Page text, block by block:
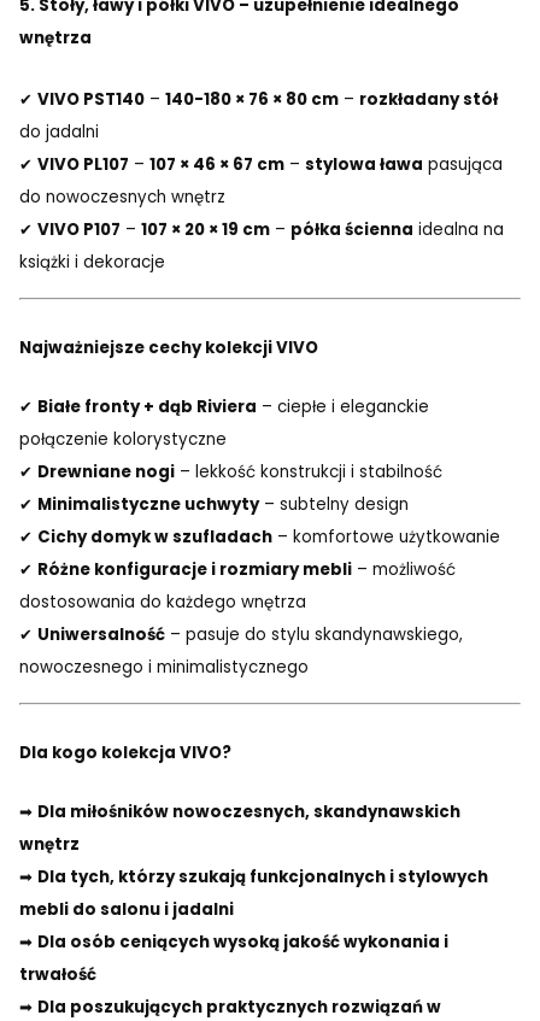
5. Stoły, ławy i półki VIVO – uzupełnienie idealnego
wnętrza
✔ VIVO PST140 – 140-180 × 76 × 80 cm – rozkładany stół
do jadalni
✔ VIVO PL107 – 107 × 46 × 67 cm – stylowa ława pasująca
do nowoczesnych wnętrz
✔ VIVO P107 – 107 × 20 × 19 cm – półka ścienna idealna na
książki i dekoracje
Najważniejsze cechy kolekcji VIVO
✔ Białe fronty + dąb Riviera – ciepłe i eleganckie
połączenie kolorystyczne
✔ Drewniane nogi – lekkość konstrukcji i stabilność
✔ Minimalistyczne uchwyty– subtelny design
✔ Cichy domyk w szufladach – komfortowe użytkowanie
✔ Różne konfiguracje i rozmiary mebli – możliwość
dostosowania do każdego wnętrza
✔ Uniwersalność – pasuje do stylu skandynawskiego,
nowoczesnego i minimalistycznego
Dla kogo kolekcja VIVO?
➡ Dla miłośników nowoczesnych, skandynawskich
wnętrz
➡ Dla tych, którzy szukają funkcjonalnych i stylowych
mebli do salonu i jadalni
➡ Dla osób ceniących wysoką jakość wykonania i
trwałość
➡ Dla poszukujących praktycznych rozwiązań w